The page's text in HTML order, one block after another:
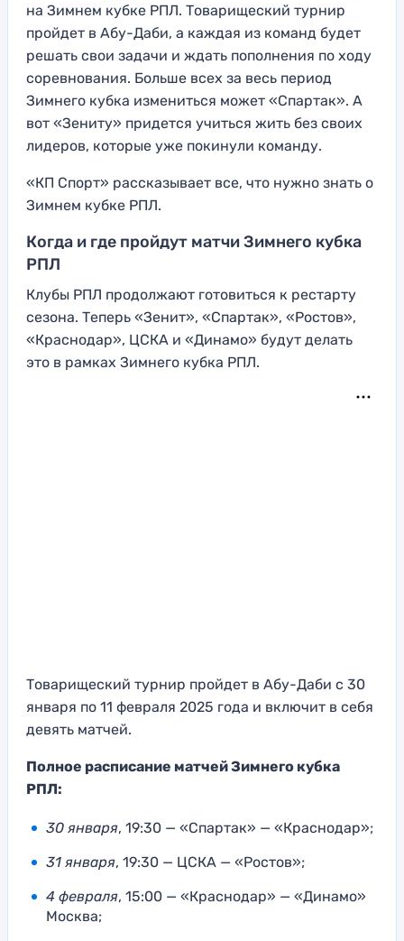
на Зимнем кубке РПЛ. Товарищеский турнир
пройдет в Абу-Даби, а каждая из команд будет
решать свои задачи и ждать пополнения по ходу
соревнования. Больше всех за весь период
Зимнего кубка измениться может «Спартак». А
вот «Зениту» придется учиться жить без своих
лидеров, которые уже покинули команду.
«КП Спорт» рассказывает все, что нужно знать о
Зимнем кубке РПЛ.
Когда и где пройдут матчи Зимнего кубка
РПЛ
Клубы РПЛ продолжают готовиться к рестарту
сезона. Теперь «Зенит», «Спартак», «Ростов»,
«Краснодар», ЦСКА и «Динамо» будут делать
это в рамках Зимнего кубка РПЛ.
Товарищеский турнир пройдет в Абу-Даби с 30
января по 11 февраля 2025 года и включит в себя
девять матчей.
Полное расписание матчей Зимнего кубка
РПЛ:
30 января, 19:30 — «Спартак» — «Краснодар»;
31 января, 19:30 — ЦСКА — «Ростов»;
4 февраля, 15:00 — «Краснодар» — «Динамо»
Москва;